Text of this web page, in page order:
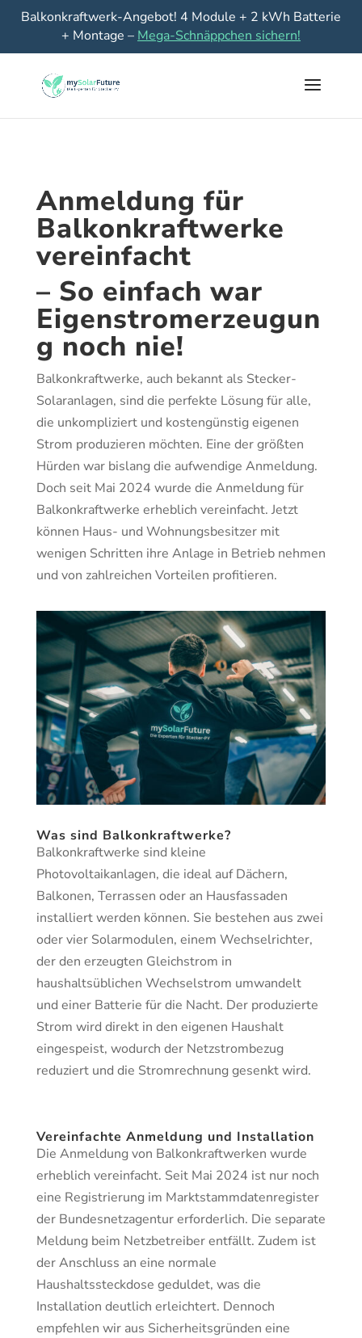
Balkonkraftwerk-Angebot! 4 Module + 2 kWh Batterie
+ Montage – Mega-Schnäppchen sichern!
Anmeldung für
Balkonkraftwerke
vereinfacht
– So einfach war
Eigenstromerzeugun
g noch nie!
Balkonkraftwerke, auch bekannt als Stecker-
Solaranlagen, sind die perfekte Lösung für alle,
die unkompliziert und kostengünstig eigenen
Strom produzieren möchten. Eine der größten
Hürden war bislang die aufwendige Anmeldung.
Doch seit Mai 2024 wurde die Anmeldung für
Balkonkraftwerke erheblich vereinfacht. Jetzt
können Haus- und Wohnungsbesitzer mit
wenigen Schritten ihre Anlage in Betrieb nehmen
und von zahlreichen Vorteilen profitieren.
Was sind Balkonkraftwerke?
Balkonkraftwerke sind kleine
Photovoltaikanlagen, die ideal auf Dächern,
Balkonen, Terrassen oder an Hausfassaden
installiert werden können. Sie bestehen aus zwei
oder vier Solarmodulen, einem Wechselrichter,
der den erzeugten Gleichstrom in
haushaltsüblichen Wechselstrom umwandelt
und einer Batterie für die Nacht. Der produzierte
Strom wird direkt in den eigenen Haushalt
eingespeist, wodurch der Netzstrombezug
reduziert und die Stromrechnung gesenkt wird.
Vereinfachte Anmeldung und Installation
Die Anmeldung von Balkonkraftwerken wurde
erheblich vereinfacht. Seit Mai 2024 ist nur noch
eine Registrierung im Marktstammdatenregister
der Bundesnetzagentur erforderlich. Die separate
Meldung beim Netzbetreiber entfällt. Zudem ist
der Anschluss an eine normale
Haushaltssteckdose geduldet, was die
Installation deutlich erleichtert. Dennoch
empfehlen wir aus Sicherheitsgründen eine